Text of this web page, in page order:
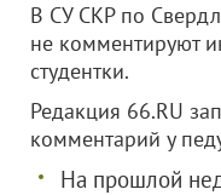
В СУ СКР по
не комментируют
студентки.
Редакция 66.RU
комментарий у
На прошлой